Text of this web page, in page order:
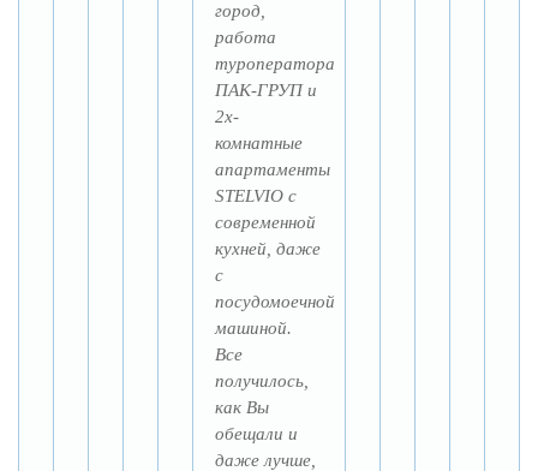
город,
работа
туроператора
ПАК-ГРУП и
2х-
комнатные
апартаменты
STELVIO с
современной
кухней, даже
с
посудомоечной
машиной.
Все
получилось,
как Вы
обещали и
даже лучше,